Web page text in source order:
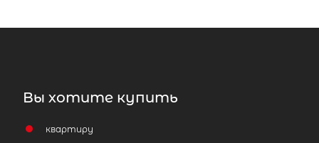
Вы хотите купить
квартиру